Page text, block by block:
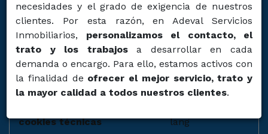
este sitio web:
nuestra página web hace uso de los
siguientes tipos de cookies:
Rechazar
Tipo de cookies Nombre de cookie
cookies técnicas lang
necesidades y el grado de exigencia de nuestros
clientes. Por esta razón, en Adeval Servicios
Inmobiliarios, personalizamos el contacto, el
trato y los trabajosa desarrollar en cada
demanda o encargo. Para ello, estamos activos con
la finalidad de ofrecer el mejor servicio, trato y
la mayor calidad a todos nuestros clientes.